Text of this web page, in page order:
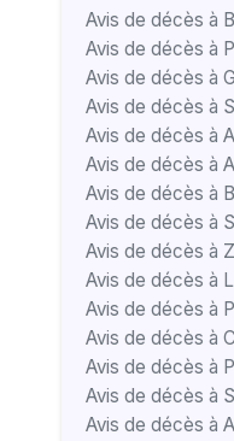
Avis de décès à
Avis de décès à
Avis de décès à
Avis de décès à
Avis de décès à
Avis de décès à
Avis de décès à
Avis de décès à
Avis de décès à
Avis de décès à
Avis de décès à
Avis de décès à
Avis de décès à
Avis de décès à
Avis de décès à